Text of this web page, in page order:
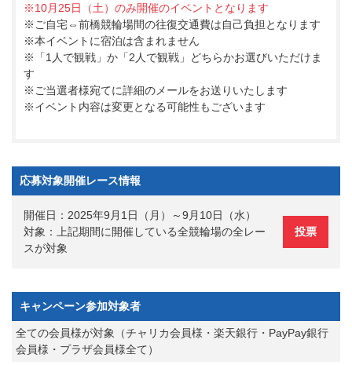
※10月25日（土）のみ開催のイベントとなります
※ご自宅⇔前橋競輪場間の往復交通費は自己負担となります
※本イベントに宿泊は含まれません
※「1人で観戦」か「2人で観戦」どちらかお選びいただけま
す
※ご当選者様宛てに詳細のメールをお送りいたします
※イベント内容は変更となる可能性もございます
応募対象開催レース情報
開催日：2025年9月1日（月）～9月10日（水）
対象：上記期間に開催している全競輪場の全レー
スが対象
投票
キャンペーン参加対象者
全ての会員様が対象（チャリカ会員様・楽天銀行・PayPay銀行
会員様・プラザ会員様全て）